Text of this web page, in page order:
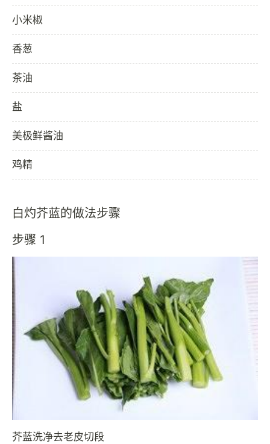
小米椒
香葱
茶油
盐
美极鲜酱油
鸡精
白灼芥蓝的做法步骤
步骤 1
芥蓝洗净去老皮切段